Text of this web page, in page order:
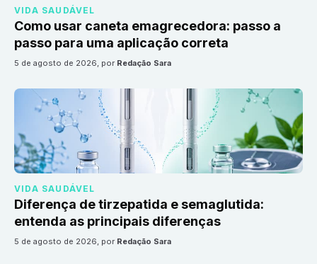
VIDA SAUDÁVEL
Como usar caneta emagrecedora: passo a
passo para uma aplicação correta
5 de agosto de 2026, por Redação Sara
VIDA SAUDÁVEL
Diferença de tirzepatida e semaglutida:
entenda as principais diferenças
5 de agosto de 2026, por Redação Sara